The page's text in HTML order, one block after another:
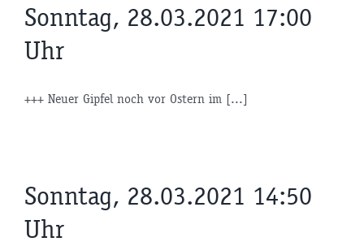
Sonntag, 28.03.2021 17:00
Uhr
+++ Neuer Gipfel noch vor Ostern im [...]
Sonntag, 28.03.2021 14:50
Uhr